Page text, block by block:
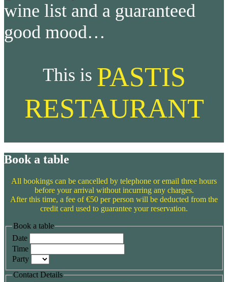
wine list and a guaranteed
good mood…
This is PASTIS
RESTAURANT
Book a table
All bookings can be cancelled by telephone or email three hours
before your arrival without incurring any charges.
After this time, a fee of €50 per person will be deducted from the
credit card used to guarantee your reservation.
Book a table
Date
Time
Party
Contact Details